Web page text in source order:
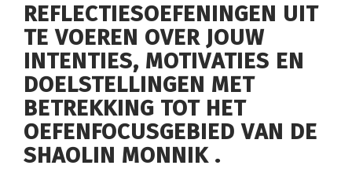
REFLECTIESOEFENINGEN UIT
TE VOEREN OVER JOUW
INTENTIES, MOTIVATIES EN
DOELSTELLINGEN MET
BETREKKING TOT HET
OEFENFOCUSGEBIED VAN DE
SHAOLIN MONNIK .